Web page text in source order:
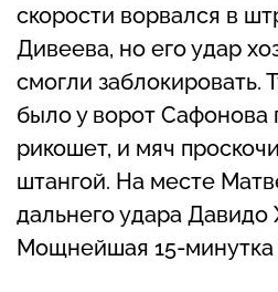
скорости ворвался в
Дивеева, но его удар
смогли заблокировать.
было у ворот Сафонова
рикошет, и мяч
штангой. На месте
дальнего удара Давидо
Мощнейшая 15-минутка